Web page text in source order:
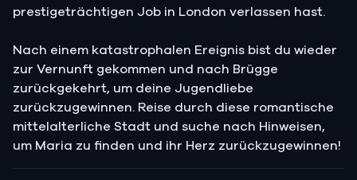
prestigeträchtigen Job in London verlassen hast.
Nach einem katastrophalen Ereignis bist du wieder
zur Vernunft gekommen und nach Brügge
zurückgekehrt, um deine Jugendliebe
zurückzugewinnen. Reise durch diese romantische
mittelalterliche Stadt und suche nach Hinweisen,
um Maria zu finden und ihr Herz zurückzugewinnen!